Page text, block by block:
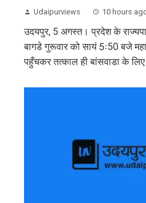
Udaipurviews 10 hours
उदयपुर, 5 अगस्त। प्रदेश के
बागडे गुरूवार को सायं 5ः50 बजे
पहुँचकर तत्काल ही बांसवाडा के लिए